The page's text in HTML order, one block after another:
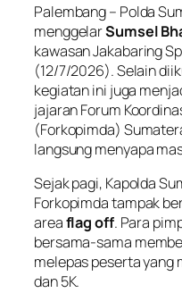
Palembang – Polda
menggelarSumsel
kawasan Jakabaring
(12/7/2026). Selain
kegiatan ini juga
jajaran Forum
(Forkopimda)
langsung menyapa
Sejak pagi, Kapolda
Forkopimda tampak
areaflag off. Para
bersama-sama
melepas peserta yang
dan 5K.